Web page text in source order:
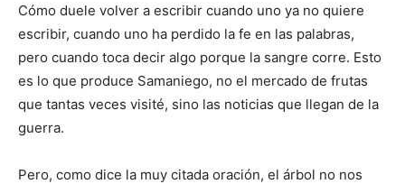
Cómo duele volver a escribir cuando uno ya no quiere
escribir, cuando uno ha perdido la fe en las palabras,
pero cuando toca decir algo porque la sangre corre. Esto
es lo que produce Samaniego, no el mercado de frutas
que tantas veces visité, sino las noticias que llegan de la
guerra.
Pero, como dice la muy citada oración, el árbol no nos